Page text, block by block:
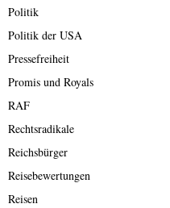
Politik
Politik der USA
Pressefreiheit
Promis und Royals
RAF
Rechtsradikale
Reichsbürger
Reisebewertungen
Reisen